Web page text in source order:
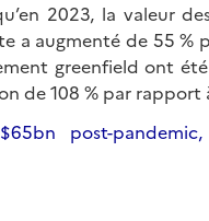
2023, la valeur
a augmenté de 55 %
greenfield ont
de 108 % par rapport
post-